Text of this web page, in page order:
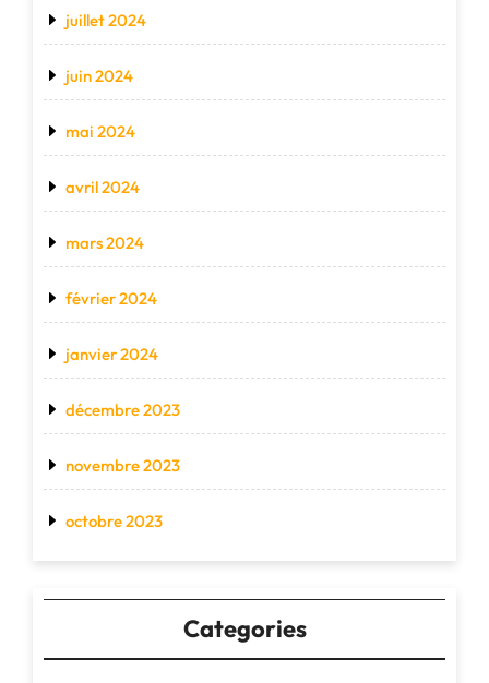
juillet 2024
juin 2024
mai 2024
avril 2024
mars 2024
février 2024
janvier 2024
décembre 2023
novembre 2023
octobre 2023
Categories